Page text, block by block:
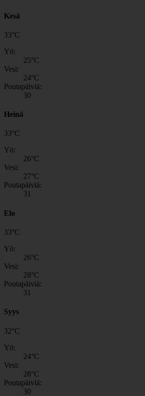
Kesä
33°C
Yö:
25°C
Vesi:
24°C
Poutapäiviä:
30
Heinä
33°C
Yö:
26°C
Vesi:
27°C
Poutapäiviä:
31
Elo
33°C
Yö:
26°C
Vesi:
28°C
Poutapäiviä:
31
Syys
32°C
Yö:
24°C
Vesi:
28°C
Poutapäiviä:
30